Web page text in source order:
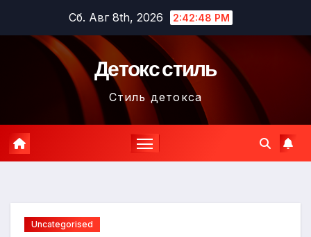
содержимому
Сб. Авг 8th, 2026 2:42:49 PM
Детокс стиль
Стиль детокса
Uncategorised